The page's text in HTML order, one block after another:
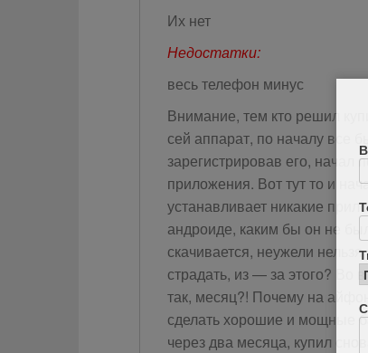
Их нет
Недостатки:
весь телефон минус
Внимание, тем кто решил
сей аппарат, по началу все
зарегистрировав его, начал
приложения. Вот тут то и
устанавливает никакие
андроиде, каким бы он не
скачивается, неужели
страдать, из — за этого? Во
так, месяц?! Почему на
сделать хорошие и мощные
через два месяца, купил